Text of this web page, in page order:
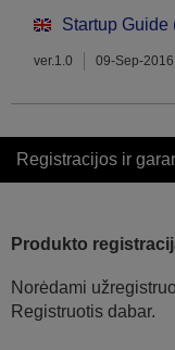
Startup Guide
ver.1.0 09-Sep-2016
Registracijos ir
Produkto
Norėdami
Registruotis dabar.